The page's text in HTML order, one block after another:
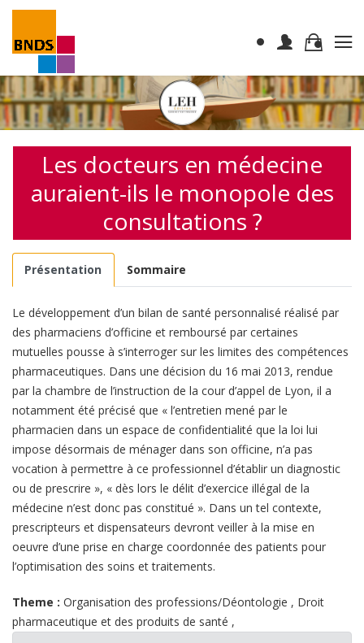
Les docteurs en médecine
auraient-ils le monopole des
consultations ?
Présentation Sommaire
Le développement d’un bilan de santé personnalisé réalisé par
des pharmaciens d’officine et remboursé par certaines
mutuelles pousse à s’interroger sur les limites des compétences
pharmaceutiques. Dans une décision du 16 mai 2013, rendue
par la chambre de l’instruction de la cour d’appel de Lyon, il a
notamment été précisé que « l’entretien mené par le
pharmacien dans un espace de confidentialité que la loi lui
impose désormais de ménager dans son officine, n’a pas
vocation à permettre à ce professionnel d’établir un diagnostic
ou de prescrire », « dès lors le délit d’exercice illégal de la
médecine n’est donc pas constitué ». Dans un tel contexte,
prescripteurs et dispensateurs devront veiller à la mise en
oeuvre d’une prise en charge coordonnée des patients pour
l’optimisation des soins et traitements.
Theme : Organisation des professions/Déontologie , Droit
pharmaceutique et des produits de santé ,